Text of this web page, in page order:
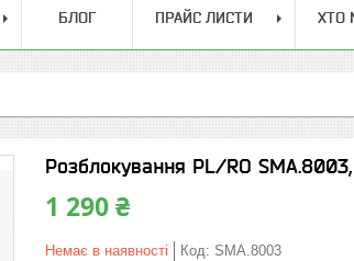
БЛОГ ПРАЙС ЛИСТИ ХТО
Розблокування PL/RO
1 290 ₴
Немає в наявності Код: SMA.8003